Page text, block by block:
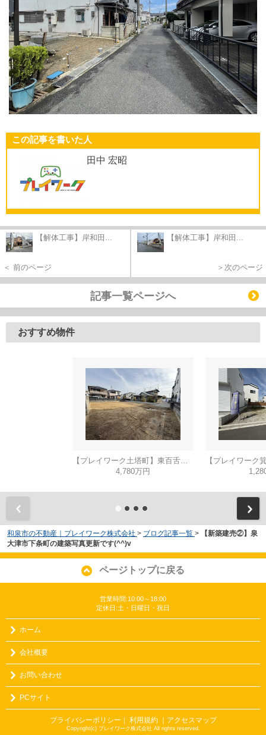
この記事を書いた人
田中 宏昭
【解体工事】岸和田...
＜ 前のページ
【解体工事】岸和田...
＞次のページ
記事一覧ページへ
おすすめ物件
【プレイワーク土塔町】東百舌鳥小・新築建売・平屋建て・土地90坪
4,780万円
和泉市の不動産｜プレイワーク株式会社 > ブログ記事一覧 >
【新築建売②】泉
大津市下条町の建築写真更新です(^^)v
ページトップに戻る
営業時間:10:00～18:00
定休日:土・日曜日・祝日
ホーム
会社概要
お問い合わせ
PCサイト
プライバシーポリシー 利用規約 ｜アクセスマップ
Copyright(c) プレイワーク株式会社 All rights reserved.